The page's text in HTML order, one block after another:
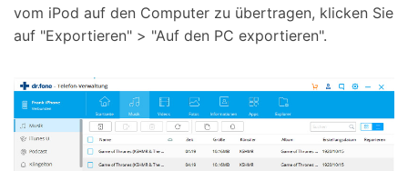
vom iPod auf den Computer zu übertragen, klicken Sie
auf "Exportieren" > "Auf den PC exportieren".